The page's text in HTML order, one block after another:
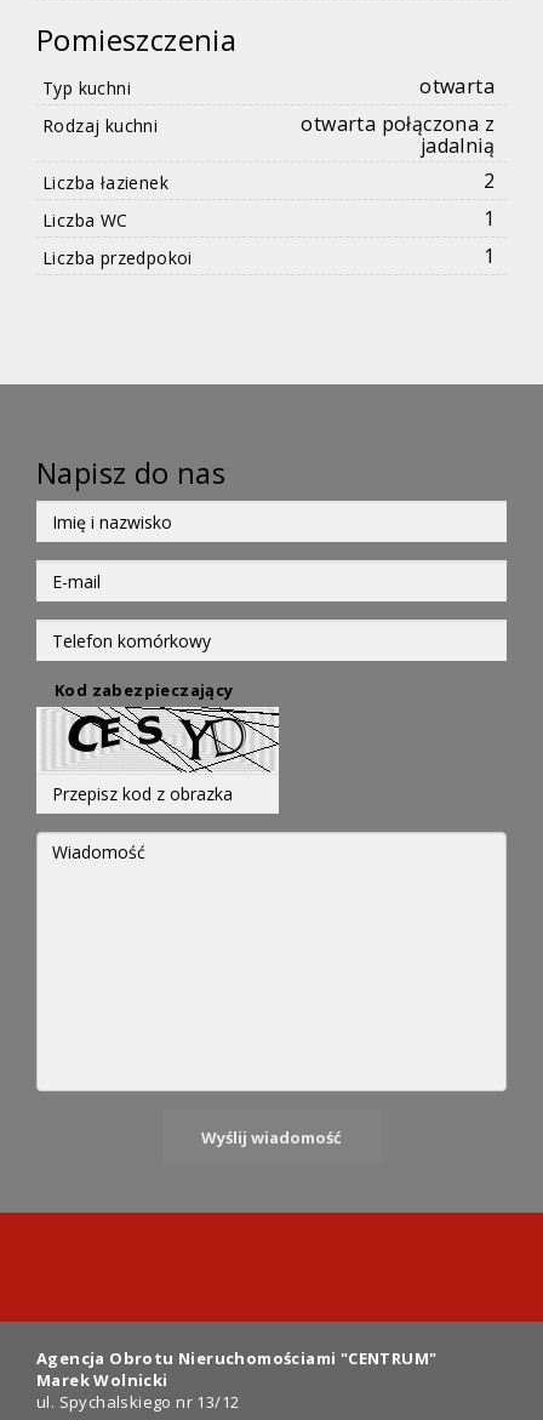
Pomieszczenia
Typ kuchni otwarta
Rodzaj kuchni
otwarta połączona z
jadalnią
Liczba łazienek 2
Liczba WC 1
Liczba przedpokoi 1
Napisz do nas
Kod zabezpieczający
Agencja Obrotu Nieruchomościami "CENTRUM"
Marek Wolnicki
ul. Spychalskiego nr 13/12